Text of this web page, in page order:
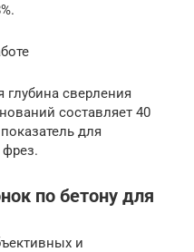
сверления
составляет 40
для
по бетону для
и